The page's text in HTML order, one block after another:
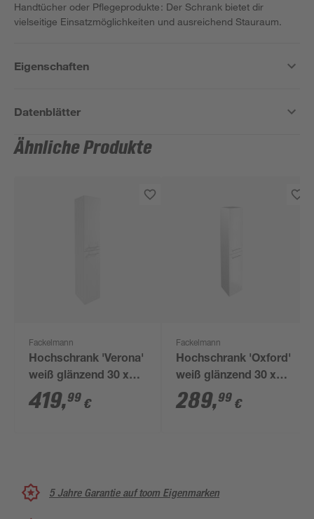
Handtücher oder Pflegeprodukte: Der Schrank bietet dir
vielseitige Einsatzmöglichkeiten und ausreichend Stauraum.
Eigenschaften
Datenblätter
Ähnliche Produkte
Fackelmann
Hochschrank 'Verona'
weiß glänzend 30 x
162 x 31,8 cm links
419,99 €
Fackelmann
Hochschrank 'Oxford'
weiß glänzend 30 x
162 x 31,8 cm
289,99 €
5 Jahre Garantie auf toom Eigenmarken